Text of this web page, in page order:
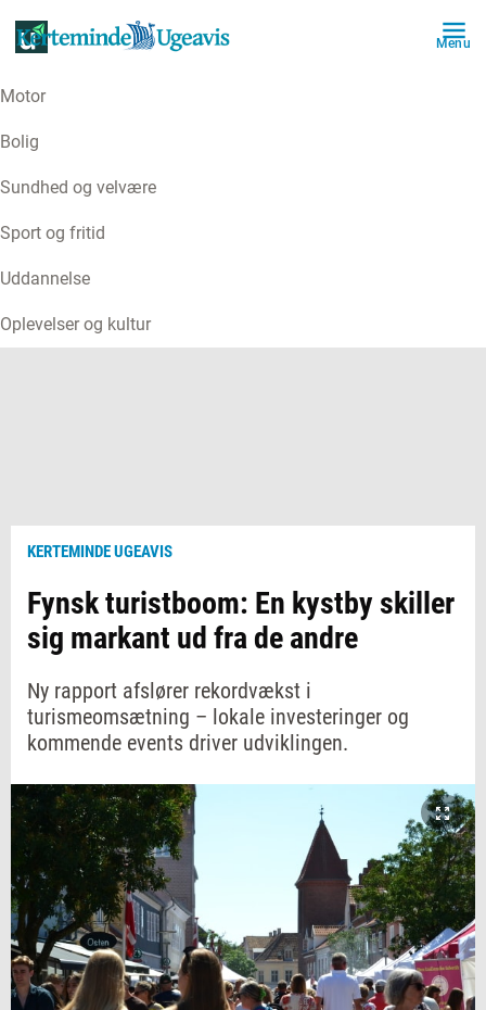
Menu
Motor
Bolig
Sundhed og velvære
Sport og fritid
Uddannelse
Oplevelser og kultur
KERTEMINDE UGEAVIS
Fynsk turistboom: En kystby skiller
sig markant ud fra de andre
Ny rapport afslører rekordvækst i
turismeomsætning – lokale investeringer og
kommende events driver udviklingen.